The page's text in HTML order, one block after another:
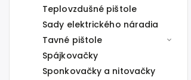
Teplovzdušné pištole
Sady elektrického náradia
Tavné pištole
Spájkovačky
Sponkovačky a nitovačky